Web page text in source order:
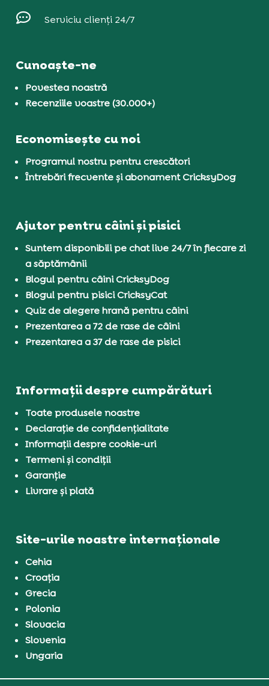
 Serviciu clienți 24/7
Cunoaște-ne
Povestea noastră
Recenziile voastre (30.000+)
Economisește cu noi
Programul nostru pentru crescători
Întrebări frecvente și abonament CricksyDog
Ajutor pentru câini și pisici
Suntem disponibili pe chat live 24/7 în fiecare zi
a săptămânii
Blogul pentru câini CricksyDog
Blogul pentru pisici CricksyCat
Quiz de alegere hrană pentru câini
Prezentarea a 72 de rase de câini
Prezentarea a 37 de rase de pisici
Informații despre cumpărături
Toate produsele noastre
Declarație de confidențialitate
Informații despre cookie-uri
Termeni și condiții
Garanție
Livrare și plată
Site-urile noastre internaționale
Cehia
Croația
Grecia
Polonia
Slovacia
Slovenia
Ungaria